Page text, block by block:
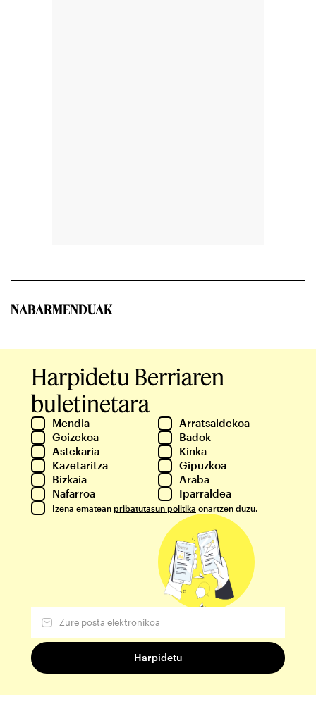
NABARMENDUAK
Harpidetu Berriaren
buletinetara
Mendia
Arratsaldekoa
Goizekoa
Badok
Astekaria
Kinka
Kazetaritza
Gipuzkoa
Bizkaia
Araba
Nafarroa
Iparraldea
Izena ematean pribatutasun politika onartzen duzu.